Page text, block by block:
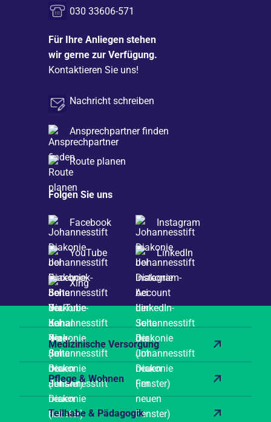
030 33606-571
Für Ihre Anliegen stehen
wir gerne zur Verfügung.
Kontaktieren Sie uns!
Nachricht schreiben
Ansprechpartner finden
Route planen
Folgen Sie uns
Facebook Instagram
YouTube LinkedIn
Xing
Medizinische Versorgung
Pflege & Wohnen
Teilhabe & Pädagogik